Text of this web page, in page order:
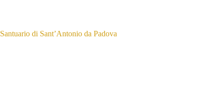
Santuario di Sant’Antonio da Padova